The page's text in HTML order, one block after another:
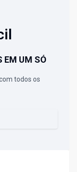
EM UM SÓ
todos os